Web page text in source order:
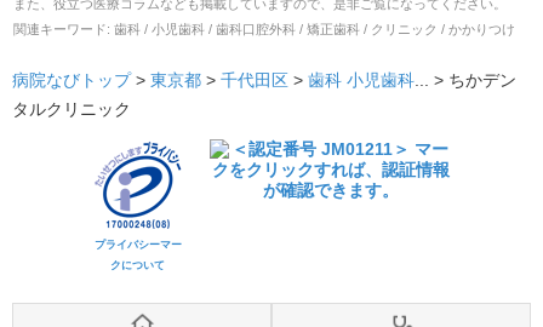
また、役立つ医療コラムなども掲載していますので、是非ご覧になってください。
関連キーワード: 歯科 / 小児歯科 / 歯科口腔外科 / 矯正歯科 / クリニック / かかりつけ
病院なびトップ > 東京都 > 千代田区 > 歯科 小児歯科... > ちかデン
タルクリニック
プライバシーマー
クについて